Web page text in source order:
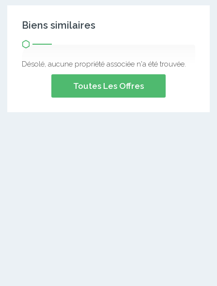
Biens similaires
Désolé, aucune propriété associée n'a été trouvée.
Toutes Les Offres